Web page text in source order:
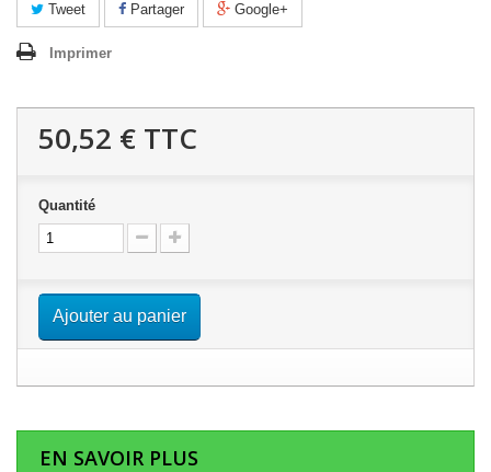
Tweet Partager Google+
Imprimer
50,52 € TTC
Quantité
Ajouter au panier
EN SAVOIR PLUS